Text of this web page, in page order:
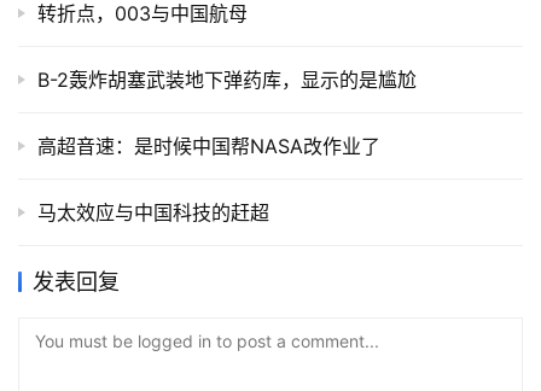
转折点，003与中国航母
B-2轰炸胡塞武装地下弹药库，显示的是尴尬
高超音速：是时候中国帮NASA改作业了
马太效应与中国科技的赶超
发表回复
You must be logged in to post a comment...